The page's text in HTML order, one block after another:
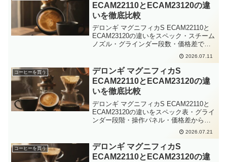
ECAM22110とECAM23120の違
いを徹底比較
デロンギ マグニフィカS ECAM22110と
ECAM23120の違いをスペック・スチーム
ノズル・グラインダー段数・価格差で徹
底比較。2026年最新情報をもとに、ブラ
ックコーヒー派かミルク系派かで選ぶべ
き一台がわかります。
2026.07.11
コーヒーを買う
デロンギ マグニフィカS
ECAM22110とECAM23120の違
いを徹底比較
デロンギ マグニフィカS ECAM22110と
ECAM23120の違いをスペック表・グライ
ンダー段階・操作パネル・価格差から詳
しく比較。2026年最新の情報をもとに、
どちらが自分のコーヒーライフに合うか
を判断できる内容です。
2026.07.21
コーヒーを買う
デロンギ マグニフィカS
ECAM22110とECAM23120の違